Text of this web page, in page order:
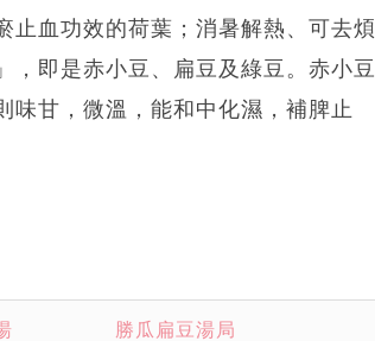
止血功效的荷葉；消暑解熱、可去煩
，即是赤小豆、扁豆及綠豆。赤小豆
味甘，微溫，能和中化濕，補脾止
勝瓜扁豆湯局